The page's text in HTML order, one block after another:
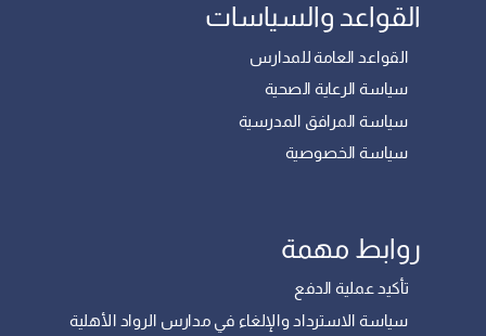
القواعد والسياسات
القواعد العامة للمدارس
سياسة الرعاية الصحية
سياسة المرافق المدرسية
سياسة الخصوصية
روابط مهمة
تأكيد عملية الدفع
سياسة الاسترداد والإلغاء في مدارس الرواد الأهلية